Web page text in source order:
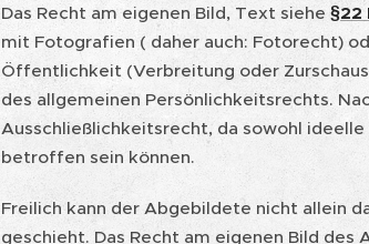
Das Recht am eigenen Bild, Text siehe §22
mit Fotografien ( daher auch: Fotorecht)
Öffentlichkeit (Verbreitung oder
des allgemeinen Persönlichkeitsrechts.
Ausschließlichkeitsrecht, da sowohl
betroffen sein können.
Freilich kann der Abgebildete nicht allein
geschieht. Das Recht am eigenen Bild